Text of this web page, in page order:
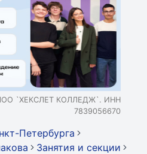
`ХЕКСЛЕТ КОЛЛЕДЖ`. ИНН
7839056670
Петербурга
Занятия и секции